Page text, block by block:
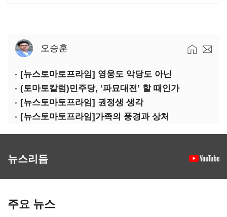
오승훈
[뉴스토마토프라임] 영웅도 악당도 아닌
(토마토칼럼)민주당, ‘파묘대전’ 할 때인가
[뉴스토마토프라임] 권정생 생각
[뉴스토마토프라임]가족의 풍경과 상처
뉴스리듬
주요 뉴스